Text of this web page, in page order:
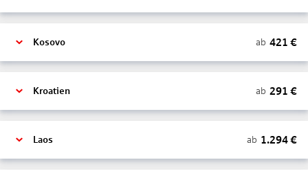
Kosovo ab 421 €
Kroatien ab 291 €
Laos ab 1.294€